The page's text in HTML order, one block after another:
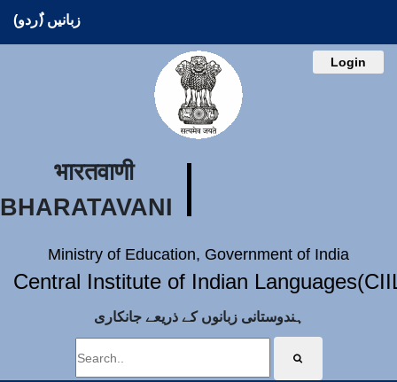
زبانیں (ُردو)
Login
भारतवाणी
BHARATAVANI
Ministry of Education, Government of India
Central Institute of Indian
ہندوستانی زبانوں کے ذریعے جانکاری